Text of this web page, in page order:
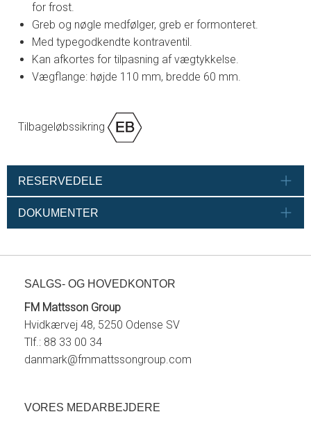
for frost.
Greb og nøgle medfølger, greb er formonteret.
Med typegodkendte kontraventil.
Kan afkortes for tilpasning af vægtykkelse.
Vægflange: højde 110 mm, bredde 60 mm.
Tilbageløbssikring
RESERVEDELE
DOKUMENTER
SALGS- OG HOVEDKONTOR
FM Mattsson Group
Hvidkærvej 48, 5250 Odense SV
Tlf.: 88 33 00 34
danmark@fmmattssongroup.com
VORES MEDARBEJDERE